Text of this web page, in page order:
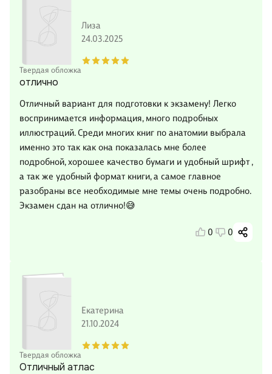
Твердая обложка
Лиза
24.03.2025
отлично
Отличный вариант для подготовки к экзамену! Легко
воспринимается информация, много подробных
иллюстраций. Среди многих книг по анатомии выбрала
именно это так как она показалась мне более
подробной, хорошее качество бумаги и удобный шрифт ,
а так же удобный формат книги, а самое главное
разобраны все необходимые мне темы очень подробно.
Экзамен сдан на отлично!😅
0 0
Твердая обложка
Екатерина
21.10.2024
Отличный атлас